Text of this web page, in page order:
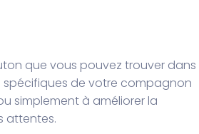
que vous pouvez trouver dans
spécifiques de votre compagnon
simplement à améliorer la
attentes.